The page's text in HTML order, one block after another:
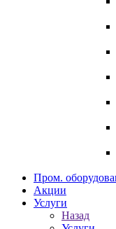
Пром.
Акции
Услуги
Назад